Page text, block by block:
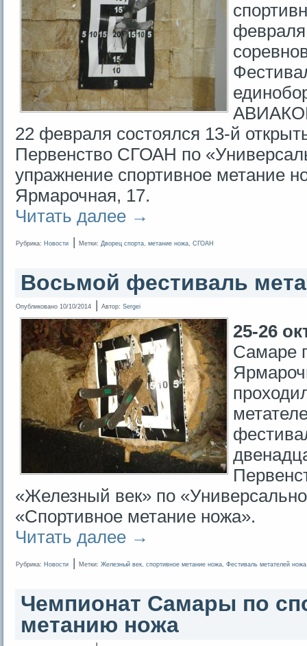
22 февраля состоялся 13-й
Первенство СГОАН по
упражнение спортивное метание
Ярмарочная, 17.
Читать далее →
Рубрика: Новости | Метки: Дворец спорта, метание ножа, СГОАН
Восьмой фестиваль
Опубликовано 10/10/2014 | Автор: Sergei
25-26
Самаре
«Железный век» по
«Спортивное метание ножа».
Читать далее →
Рубрика: Новости | Метки: Железный век, спортивное метание ножа, Фестиваль метателей ножа
Чемпионат Самары по
метанию ножа